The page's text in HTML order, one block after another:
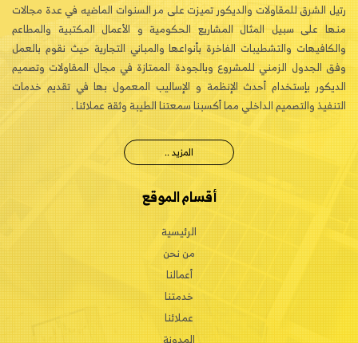
رتيل الشرق للمقاولات والديكور تميزت على مر السنوات الماضيه في عدة مجالات
منها على سبيل المثال المشاريع الحكومية و الأعمال المكتبية والمطاعم
والكافيهات والتشطيبات الفاخرة بأنواعها والمباني التجارية حيث نقوم بالعمل
وفق الجدول الزمني للمشروع وبالجودة الممتازة في مجال المقاولات وتصميم
الديكور بإستخدام أحدث الإنظمة و الإساليب المعمول بها في تقديم خدمات
التنفيذ والتصميم الداخلي مما أكسبنا سمعتنا الطيبة وثقة عملائنا .
المزيد ..
أقسام الموقع
الرئيسية
من نحن
أعمالنا
خدمتنا
عملائنا